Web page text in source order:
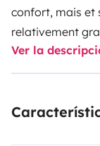
confort, mais et
relativement
suis sûre, une
Nous l'avons
petits packs
Ver la